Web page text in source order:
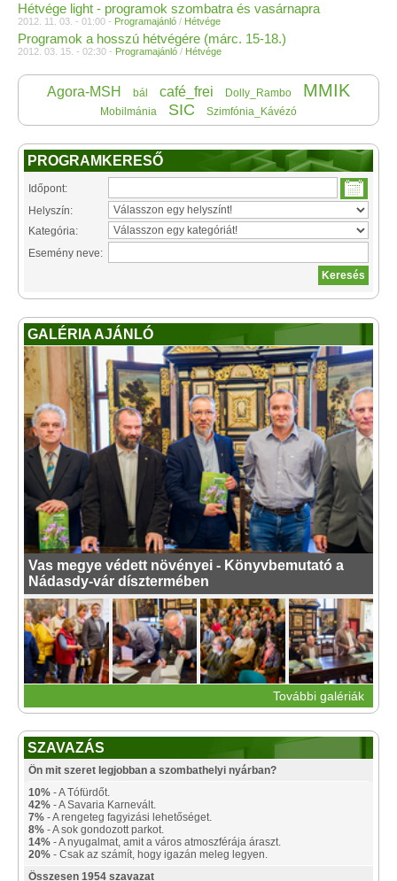
Hétvége light - programok szombatra és vasárnapra
2012. 11. 03. - 01:00 - Programajánló / Hétvége
Programok a hosszú hétvégére (márc. 15-18.)
2012. 03. 15. - 02:30 - Programajánló / Hétvége
Agora-MSH bál café_frei Dolly_Rambo MMIK
Mobilmánia SIC Szimfónia_Kávézó
PROGRAMKERESŐ
Időpont:
Helyszín:
Kategória:
Esemény neve:
GALÉRIA AJÁNLÓ
Vas megye védett növényei - Könyvbemutató a
Nádasdy-vár dísztermében
További galériák
SZAVAZÁS
Ön mit szeret legjobban a szombathelyi nyárban?
10% - A Tófürdőt.
42% - A Savaria Karnevált.
7% - A rengeteg fagyizási lehetőséget.
8% - A sok gondozott parkot.
14% - A nyugalmat, amit a város atmoszférája áraszt.
20% - Csak az számít, hogy igazán meleg legyen.
Összesen 1954 szavazat